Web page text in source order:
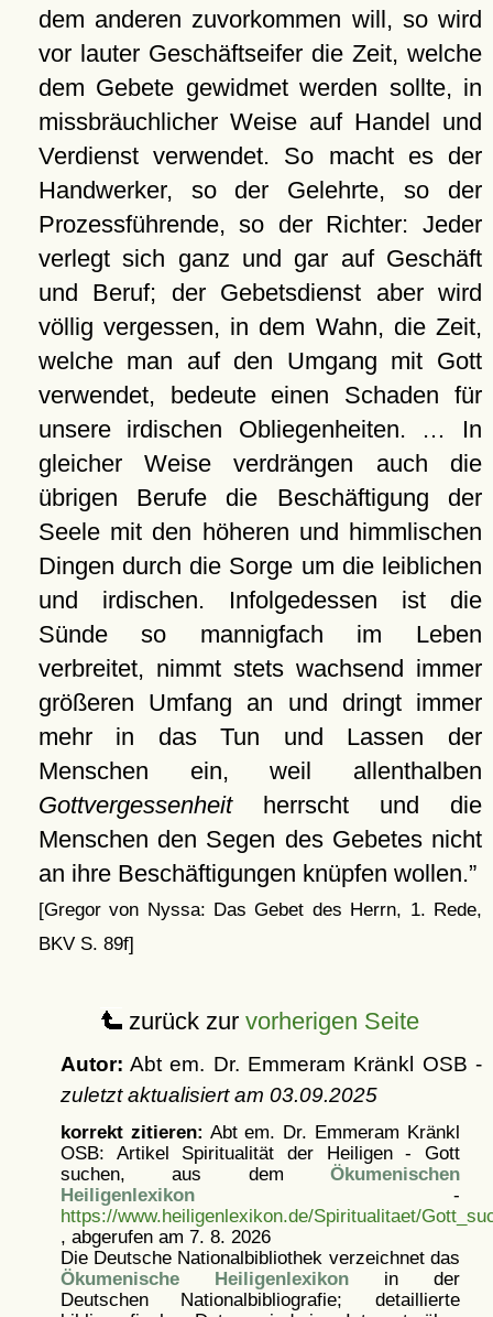
dem anderen zuvorkommen will, so wird
vor lauter Geschäftseifer die Zeit, welche
dem Gebete gewidmet werden sollte, in
missbräuchlicher Weise auf Handel und
Verdienst verwendet. So macht es der
Handwerker, so der Gelehrte, so der
Prozessführende, so der Richter: Jeder
verlegt sich ganz und gar auf Geschäft
und Beruf; der Gebetsdienst aber wird
völlig vergessen, in dem Wahn, die Zeit,
welche man auf den Umgang mit Gott
verwendet, bedeute einen Schaden für
unsere irdischen Obliegenheiten. … In
gleicher Weise verdrängen auch die
übrigen Berufe die Beschäftigung der
Seele mit den höheren und himmlischen
Dingen durch die Sorge um die leiblichen
und irdischen. Infolgedessen ist die
Sünde so mannigfach im Leben
verbreitet, nimmt stets wachsend immer
größeren Umfang an und dringt immer
mehr in das Tun und Lassen der
Menschen ein, weil allenthalben
Gottvergessenheitherrscht und die
Menschen den Segen des Gebetes nicht
an ihre Beschäftigungen knüpfen wollen.
[Gregor von Nyssa: Das Gebet des Herrn, 1. Rede,
BKV S. 89f]
zurück zurvorherigen Seite
Autor: Abt em. Dr. Emmeram Kränkl OSB -
zuletzt aktualisiert am 03.09.2025
korrekt zitieren: Abt em. Dr. Emmeram Kränkl
OSB: Artikel Spiritualität der Heiligen - Gott
suchen, aus dem Ökumenischen
Heiligenlexikon-
https://www.heiligenlexikon.de/Spiritualitaet/
, abgerufen am 7. 8. 2026
Die Deutsche Nationalbibliothek verzeichnet das
Ökumenische Heiligenlexikonin der
Deutschen Nationalbibliografie; detaillierte